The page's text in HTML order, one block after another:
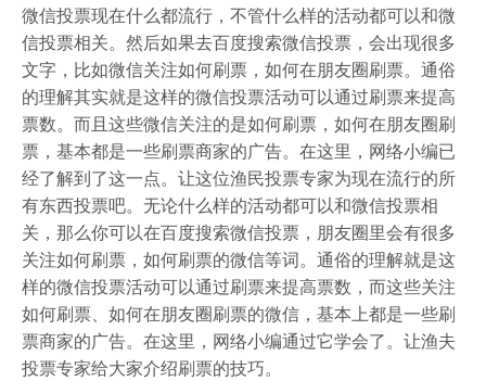
微信投票现在什么都流行，不管什么样的活动都可以和微
信投票相关。然后如果去百度搜索微信投票，会出现很多
文字，比如微信关注如何刷票，如何在朋友圈刷票。通俗
的理解其实就是这样的微信投票活动可以通过刷票来提高
票数。而且这些微信关注的是如何刷票，如何在朋友圈刷
票，基本都是一些刷票商家的广告。在这里，网络小编已
经了解到了这一点。让这位渔民投票专家为现在流行的所
有东西投票吧。无论什么样的活动都可以和微信投票相
关，那么你可以在百度搜索微信投票，朋友圈里会有很多
关注如何刷票，如何刷票的微信等词。通俗的理解就是这
样的微信投票活动可以通过刷票来提高票数，而这些关注
如何刷票、如何在朋友圈刷票的微信，基本上都是一些刷
票商家的广告。在这里，网络小编通过它学会了。让渔夫
投票专家给大家介绍刷票的技巧。